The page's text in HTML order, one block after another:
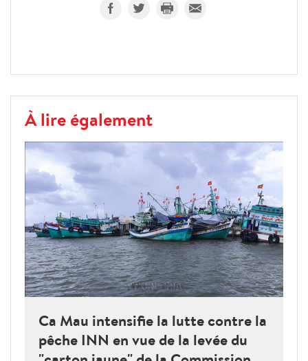
À lire également
Ca Mau intensifie la lutte contre la
pêche INN en vue de la levée du